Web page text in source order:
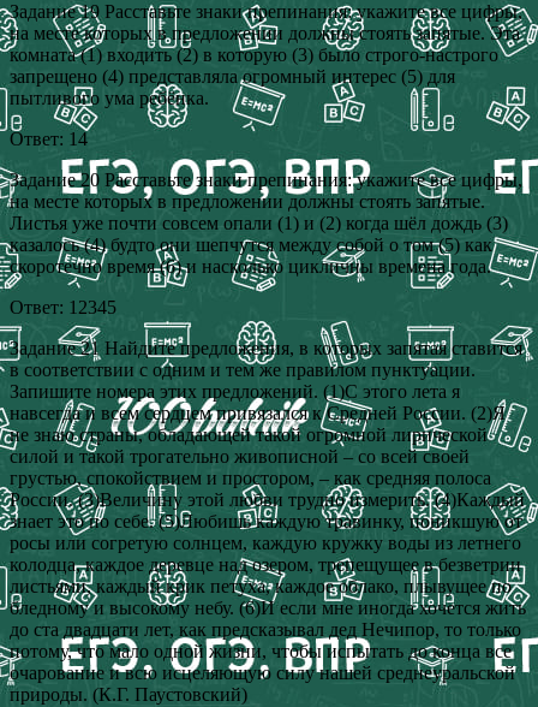
Задание 19 Расставьте знаки препинания: укажите все цифры,
на месте которых в предложении должны стоять запятые. Эта
комната (1) входить (2) в которую (3) было строго-настрого
запрещено (4) представляла огромный интерес (5) для
пытливого ума ребёнка.
Ответ: 14
Задание 20 Расставьте знаки препинания: укажите все цифры,
на месте которых в предложении должны стоять запятые.
Листья уже почти совсем опали (1) и (2) когда шёл дождь (3)
казалось (4) будто они шепчутся между собой о том (5) как
скоротечно время (6) и насколько цикличны времена года.
Ответ: 12345
Задание 21 Найдите предложения, в которых запятая ставится
в соответствии с одним и тем же правилом пунктуации.
Запишите номера этих предложений. (1)С этого лета я
навсегда и всем сердцем привязался к Средней России. (2)Я
не знаю страны, обладающей такой огромной лирической
силой и такой трогательно живописной – со всей своей
грустью, спокойствием и простором, – как средняя полоса
России. (3)Величину этой любви трудно измерить. (4)Каждый
знает это по себе. (5)Любишь каждую травинку, поникшую от
росы или согретую солнцем, каждую кружку воды из летнего
колодца, каждое деревце над озером, трепещущее в безветрии
листьями, каждый крик петуха, каждое облако, плывущее по
бледному и высокому небу. (6)И если мне иногда хочется жить
до ста двадцати лет, как предсказывал дед Нечипор, то только
потому, что мало одной жизни, чтобы испытать до конца все
очарование и всю исцеляющую силу нашей среднеуральской
природы. (К.Г. Паустовский)